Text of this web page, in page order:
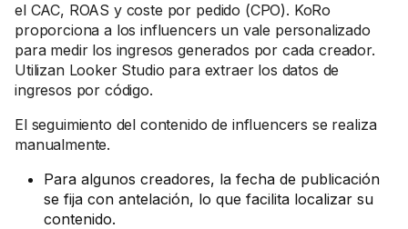
el CAC, ROAS y coste por pedido (CPO). KoRo
proporciona a los influencers un vale personalizado
para medir los ingresos generados por cada creador.
Utilizan Looker Studio para extraer los datos de
ingresos por código.
El seguimiento del contenido de influencers se realiza
manualmente.
Para algunos creadores, la fecha de publicación
se fija con antelación, lo que facilita localizar su
contenido.